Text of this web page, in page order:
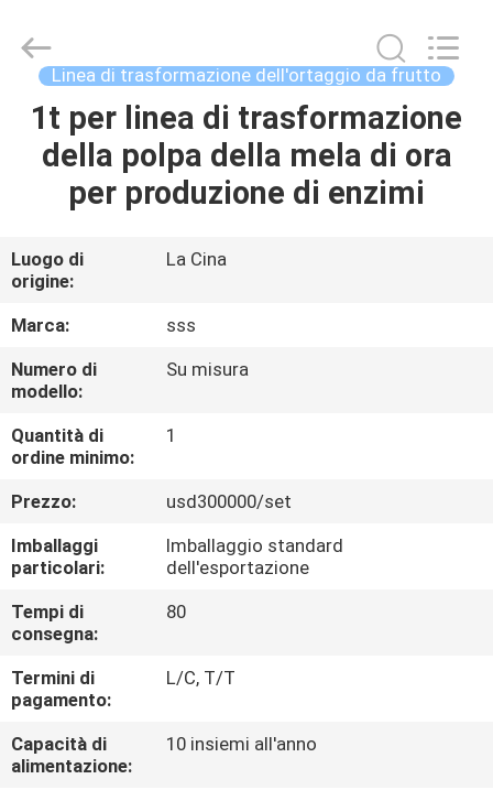
CASA.
PRODOTTI
VIDEO
SU
DI
NOI
VISITA
ALLA
FABBRICA
CONTROLLO
DELLA
QUALITÀ
CONTATTACI
Machinery
Technology
Rights
Reserved.
Linea di trasformazione dell'ortaggio da frutto
1t per linea di trasformazione
della polpa della mela di ora
per produzione di enzimi
Luogo di
origine:
La Cina
Marca:
sss
Numero di
modello:
Su misura
Quantità di
ordine minimo:
1
Prezzo:
usd300000/set
Imballaggi
particolari:
Imballaggio standard
dell'esportazione
Tempi di
consegna:
80
Termini di
pagamento:
L/C, T/T
Capacità di
alimentazione:
10 insiemi all'anno